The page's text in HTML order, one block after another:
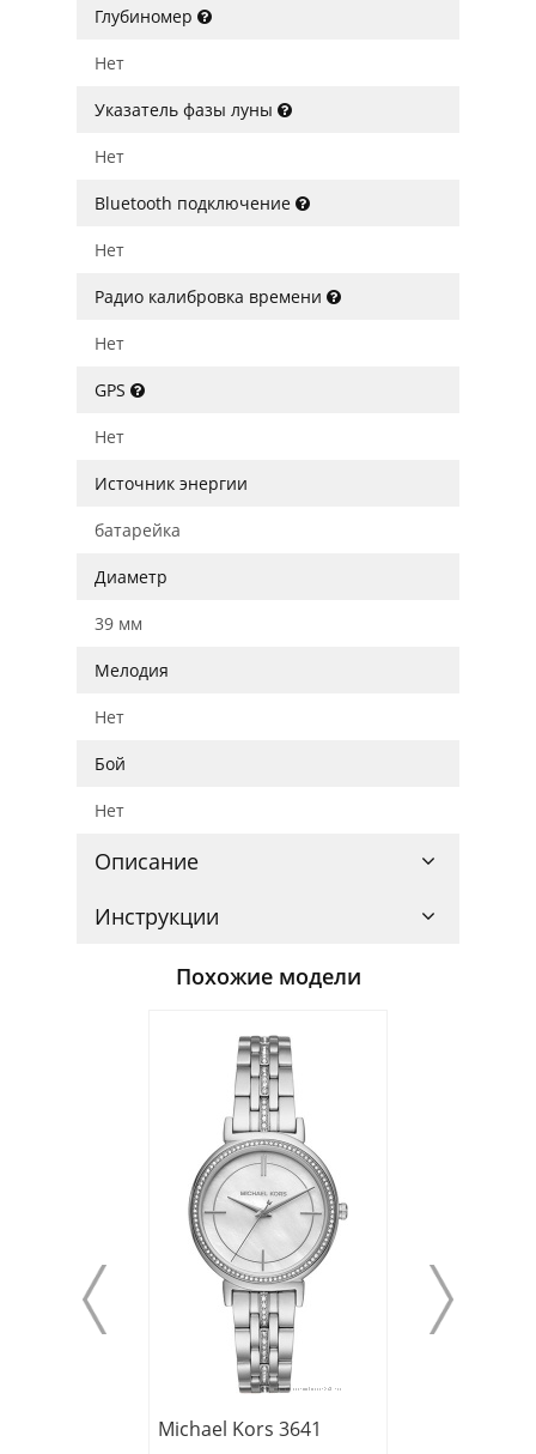
Глубиномер
Нет
Указатель фазы луны
Нет
Bluetooth подключение
Нет
Радио калибровка времени
Нет
GPS
Нет
Источник энергии
батарейка
Диаметр
39 мм
Мелодия
Нет
Бой
Нет
Описание
Инструкции
Похожие модели
Michael Kors 3641